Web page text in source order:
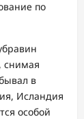
по
снимая
в
Исландия
особой